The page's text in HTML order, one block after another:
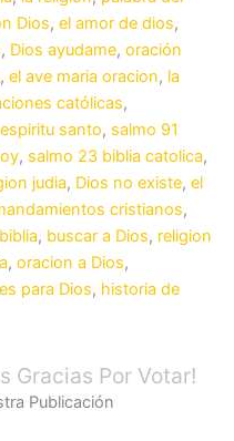
Dios, el amor de dios,
, Dios ayudame, oración
, el ave maria oracion, la
católicas,
santo, salmo 91
, salmo 23 biblia catolica,
judia, Dios no existe, el
cristianos,
, buscar a Dios, religion
, oracion a Dios,
para Dios, historia de
Gracias Por Votar!
Publicación